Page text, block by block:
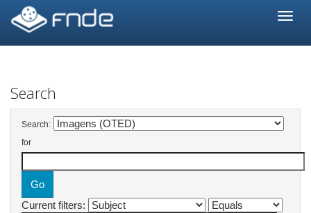
navigation
Search
Search:
for
Current filters: